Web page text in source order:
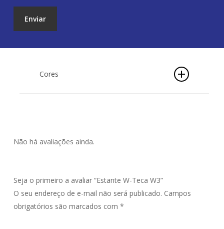
Cores
compra.
Não há avaliações ainda.
Seja o primeiro a avaliar “Estante W-Teca W3”
O seu endereço de e-mail não será publicado. Campos
obrigatórios são marcados com *